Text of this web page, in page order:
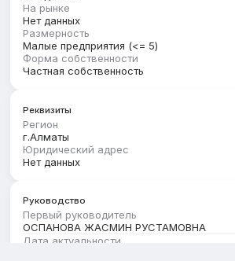
На рынке
Нет данных
Размерность
Малые предприятия (<= 5)
Форма собственности
Частная собственность
Реквизиты
Регион
г.Алматы
Юридический адрес
Нет данных
Руководство
Первый руководитель
ОСПАНОВА ЖАСМИН РУСТАМОВНА
Дата актуальности